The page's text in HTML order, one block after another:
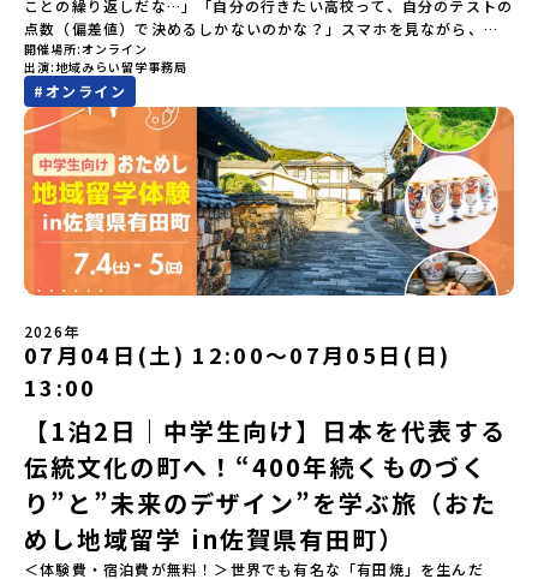
ことの繰り返しだな…」「自分の行きたい高校って、自分のテストの
点数（偏差値）で決めるしかないのかな？」スマホを見ながら、進
路にモヤモヤしているそこのあなたへ！👀テストの点数ではなく、
あなたの「ワクワク（＝自分軸）」で進路を選ぶ。そんな新しい選
択肢が、「地域みらい留学」です。「でも、いきなり知らない土地
の高校に進学するなんて不安…」そんな人のために、2泊3日で気軽
にプチ体験できる【おためし地域留学】の魅力を凝縮したオンライ
ン説明会のアーカイブ（録画）を公開中です！✨＼🔥ここがすごい！
🔥／おためし地域留学 3つのワクワク🔥🔥 ①スマホじゃわからない
「圧倒的な感動」！教科書を読むだけじゃわからない、その地域な
らではの大自然や歴史を「五感」でフル体験！カヌーに乗ったり、
伝統文化に触れたり、本物の冒険が待っています！🔥 ②「初めまし
て」が「一生の友達」に変わる！全国から「新しいことに挑戦した
い！」「今の自分を変えたい！」と思っている同世代の中学生が大
集合！地元の高校生と一緒にご飯を食べて語り合えば、たった数日
で最高の仲間になる！🔥 ③宿泊費・体験費はなんと【無料】！親元
を離れる初めての一人旅でも大丈夫。頼れるスタッフがしっかりサ
ポートするので安心・安全です！ーーーーーーーーーーーーーーー
ーーーーーーーーー📺 全体オンライン説明会（アーカイブ配信）
2026年4月22日に開催された説明会の録画をご覧いただけます。こ
の動画を見れば、あなたの「なんとなく不安」が「絶対に行ってみ
たい！」に変わるはず💡お家からリラックスして視聴してみてくだ
さいね😊▶︎全体説明会のアーカイブはこちら（アーカイブを視聴す
る）YouTube：https://youtu.be/Yt8nd04aNgA?
si=e5erbspvwz5O8_uF【アーカイブ内容】・おためし地域留学の
開催場所 オンライン
出演 地域みらい留学事務局
#オンライン
2026年
07月04日(土) 12:00〜07月05日(日)
13:00
【1泊2日｜中学生向け】日本を代表する
伝統文化の町へ！“400年続くものづく
り”と”未来のデザイン”を学ぶ旅（おた
めし地域留学 in佐賀県有田町）
＜体験費・宿泊費が無料！＞世界でも有名な「有田焼」を生んだ